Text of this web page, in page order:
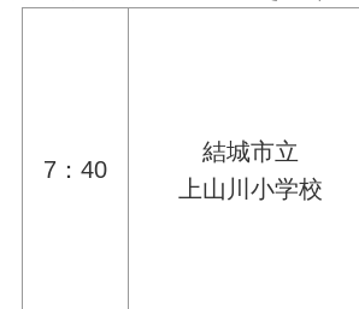
7：40
結城市立
上山川小学校